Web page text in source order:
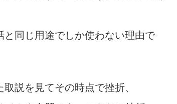
と同じ用途でしか使わない理由で
説を見てその時点で挫折、